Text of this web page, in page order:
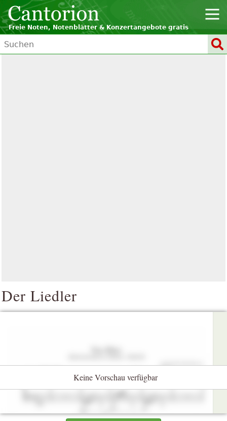
Freie Noten, Notenblätter & Konzertangebote gratis
Der Liedler
Keine Vorschau verfügbar